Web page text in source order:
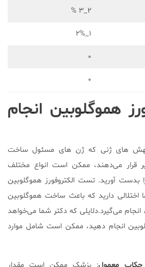
۲_۳ %
۱_۲%
۰
۰
هموگلوبین انجام
های ژنی که ژن های مسئول ساخت
قرار می‌دهند، ممکن است انواع مختلف
بدست آورید. تست الکتروفورز هموگلوبین
اختلالی دارید که باعث ساخت هموگلوبین
می‌گیرد.دلایلی که دکتر شما می‌خواهد
انجام دهید، ممکن است شامل موارد